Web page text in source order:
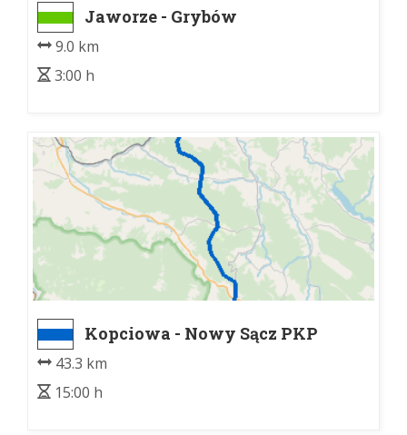
Jaworze - Grybów
9.0 km
3:00 h
Kopciowa - Nowy Sącz PKP
43.3 km
15:00 h